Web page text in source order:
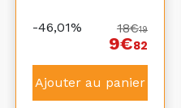
-46,01% 18€19
9€82
Ajouter au panier